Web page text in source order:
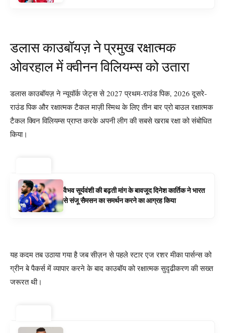
डलास काउबॉयज़ ने प्रमुख रक्षात्मक
ओवरहाल में क्वीनन विलियम्स को उतारा
डलास काउबॉयज़ ने न्यूयॉर्क जेट्स से 2027 प्रथम-राउंड पिक, 2026 दूसरे-
राउंड पिक और रक्षात्मक टैकल माज़ी स्मिथ के लिए तीन बार प्रो बाउल रक्षात्मक
टैकल क्विन विलियम्स प्राप्त करके अपनी लीग की सबसे खराब रक्षा को संबोधित
किया।
वैभव सूर्यवंशी की बढ़ती मांग के बावजूद दिनेश कार्तिक ने भारत
से संजू सैमसन का समर्थन करने का आग्रह किया
यह कदम तब उठाया गया है जब सीज़न से पहले स्टार एज रशर मीका पार्सन्स को
ग्रीन बे पैकर्स में व्यापार करने के बाद काउबॉय को रक्षात्मक सुदृढीकरण की सख्त
जरूरत थी।